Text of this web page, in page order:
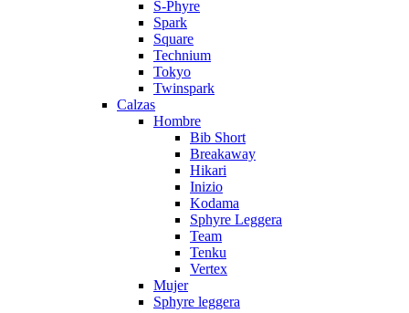
S-Phyre
Spark
Square
Technium
Tokyo
Twinspark
Calzas
Hombre
Bib Short
Breakaway
Hikari
Inizio
Kodama
Sphyre Leggera
Team
Tenku
Vertex
Mujer
Sphyre leggera